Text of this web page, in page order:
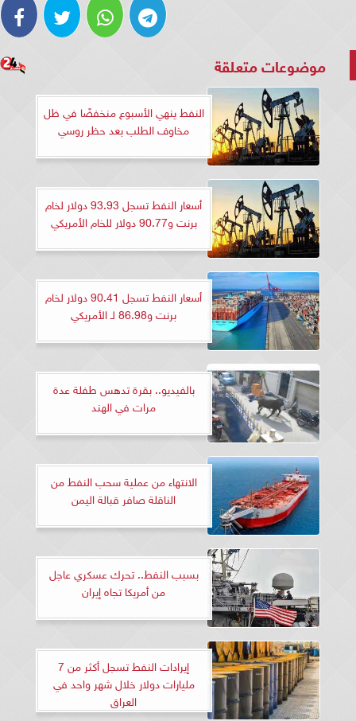
موضوعات متعلقة
النفط ينهي الأسبوع منخفضًا في ظل
مخاوف الطلب بعد حظر روسي
أسعار النفط تسجل 93.93 دولار لخام
برنت و90.77 دولار للخام الأمريكي
أسعار النفط تسجل 90.41 دولار لخام
برنت و86.98 لـ الأمريكي
بالفيديو.. بقرة تدهس طفلة عدة
مرات في الهند
الانتهاء من عملية سحب النفط من
الناقلة صافر قبالة اليمن
بسبب النفط.. تحرك عسكري عاجل
من أمريكا تجاه إيران
إيرادات النفط تسجل أكثر من 7
مليارات دولار خلال شهر واحد في
العراق